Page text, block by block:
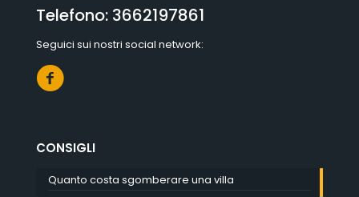
Telefono: 3662197861
Seguici sui nostri social network:
CONSIGLI
Quanto costa sgomberare una villa